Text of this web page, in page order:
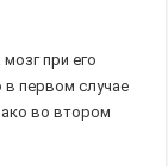
при его
в первом случае
во втором